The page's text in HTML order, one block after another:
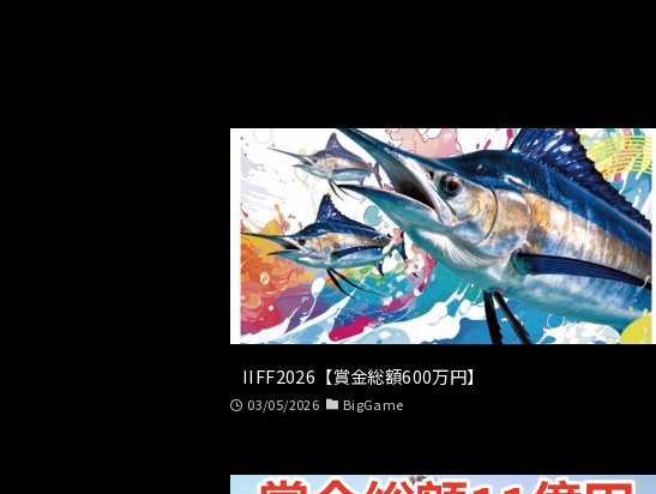
IIFF2026【賞金総額600万円】
03/05/2026 BigGame